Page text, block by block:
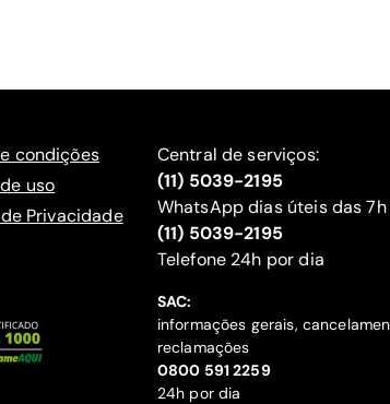
condições
uso
Privacidade
Central de serviços:
(11) 5039-2195
WhatsApp dias úteis das
(11) 5039-2195
‍Telefone 24h por dia
SAC:
informações gerais,
reclamações
‍0800 591 2259
24h por dia